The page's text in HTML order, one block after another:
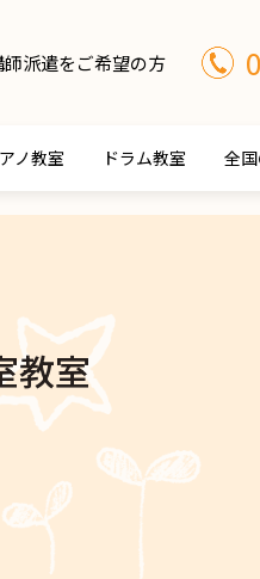
師派遣をご希望の方
ノ教室 ドラム教室 全
教室